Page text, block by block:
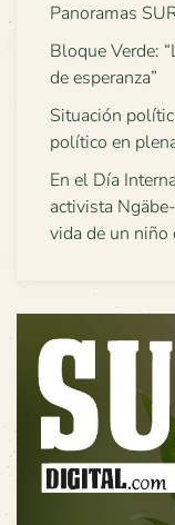
Panoramas
Bloque Verde:
de esperanza”
Situación
político en
En el Día
activista
vida de un niño